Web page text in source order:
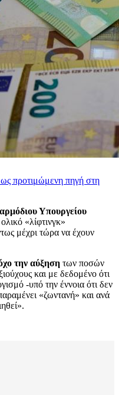
προτιμώμενη πηγή στη
Υπουργείου
«λίφτινγκ»
μέχρι τώρα να έχουν
την αύξηση των ποσών
και με δεδομένο ότι
-υπό την έννοια ότι δεν
«ζωντανή» και ανά